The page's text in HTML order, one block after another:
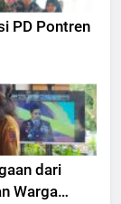
PD Pontren
dari
Warga